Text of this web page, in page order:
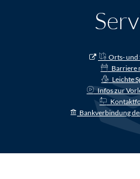
Orts- und
Barriere
Leichte
Infos zur
Bankverbindung